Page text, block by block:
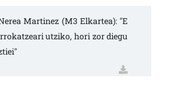
Martinez (M3 Elkartea): "E
utziko, hori zor diegu